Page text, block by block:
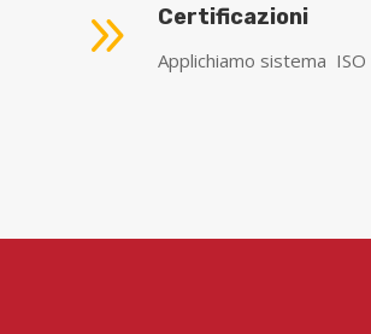
9 Certificazioni
Applichiamo sistema ISO